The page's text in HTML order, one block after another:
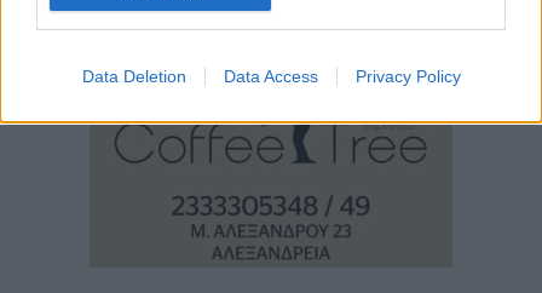
Data Deletion Data Access Privacy Policy